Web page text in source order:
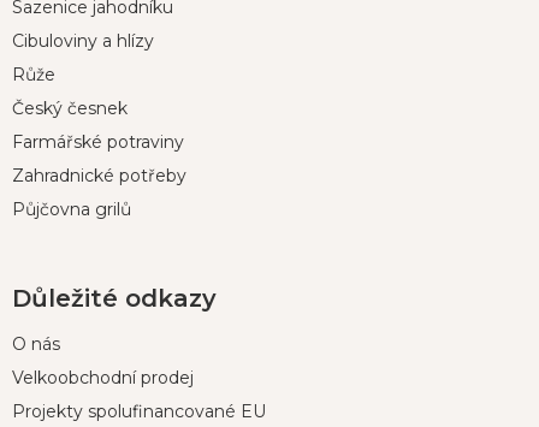
aSazenice jahodníku
Cibuloviny a hlízy
Růže
Český česnek
Farmářské potraviny
Zahradnické potřeby
Půjčovna grilů
Důležité odkazy
O nás
Velkoobchodní prodej
Projekty spolufinancované EU